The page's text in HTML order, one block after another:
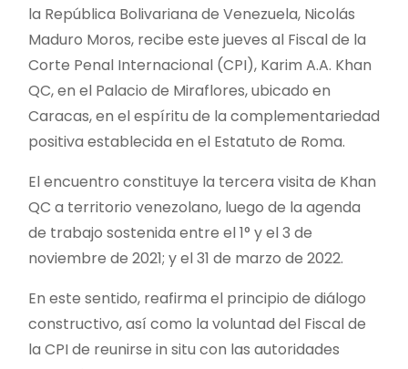
la República Bolivariana de Venezuela, Nicolás
Maduro Moros, recibe este jueves al Fiscal de la
Corte Penal Internacional (CPI), Karim A.A. Khan
QC, en el Palacio de Miraflores, ubicado en
Caracas, en el espíritu de la complementariedad
positiva establecida en el Estatuto de Roma.
El encuentro constituye la tercera visita de Khan
QC a territorio venezolano, luego de la agenda
de trabajo sostenida entre el 1° y el 3 de
noviembre de 2021; y el 31 de marzo de 2022.
En este sentido, reafirma el principio de diálogo
constructivo, así como la voluntad del Fiscal de
la CPI de reunirse in situ con las autoridades